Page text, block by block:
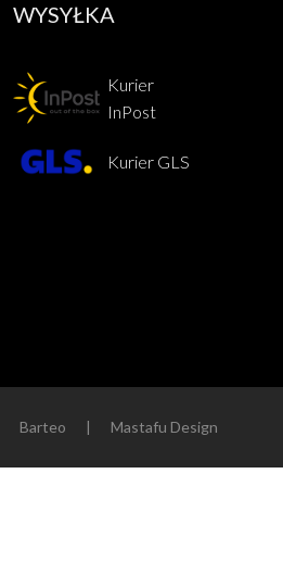
WYSYŁKA
Kurier
InPost
Kurier GLS
Barteo | Mastafu Design